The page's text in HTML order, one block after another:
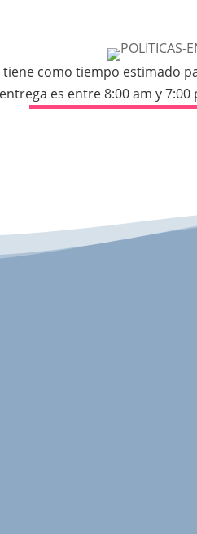
tiene como tiempo
entrega es entre 8:00 am y